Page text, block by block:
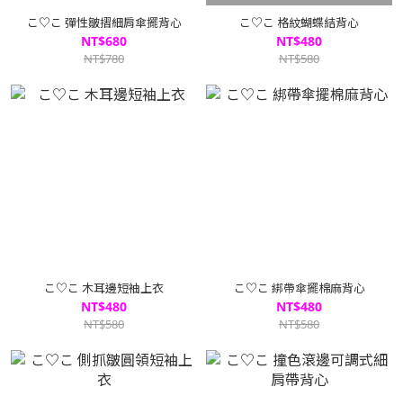
こ♡こ 彈性皺摺細肩傘擺背心
NT$680
NT$780
こ♡こ 格紋蝴蝶結背心
NT$480
NT$580
こ♡こ 木耳邊短袖上衣
NT$480
NT$580
こ♡こ 綁帶傘擺棉麻背心
NT$480
NT$580